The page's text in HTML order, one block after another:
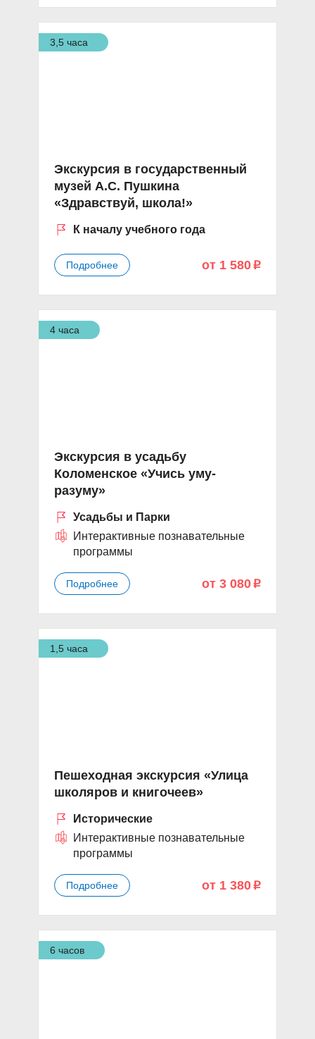
3,5 часа
Экскурсия в государственный
музей А.С. Пушкина
«Здравствуй, школа!»
К началу учебного года
Подробнее от 1 580 p
4 часа
Экскурсия в усадьбу
Коломенское «Учись уму-
разуму»
Усадьбы и Парки
Интерактивные познавательные
программы
Подробнее от 3 080 p
1,5 часа
Пешеходная экскурсия «Улица
школяров и книгочеев»
Исторические
Интерактивные познавательные
программы
Подробнее от 1 380 p
6 часов